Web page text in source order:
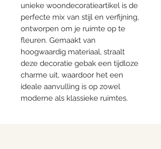
unieke woondecoratieartikel is de
perfecte mix van stijl en verfijning,
ontworpen om je ruimte op te
fleuren. Gemaakt van
hoogwaardig materiaal, straalt
deze decoratie gebak een tijdloze
charme uit, waardoor het een
ideale aanvulling is op zowel
moderne als klassieke ruimtes.